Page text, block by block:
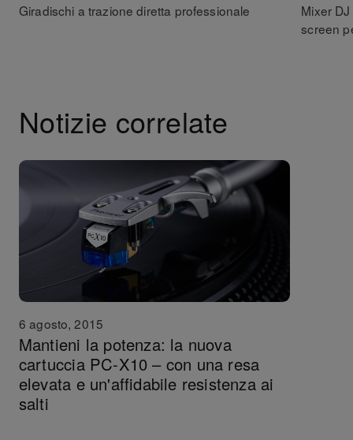
Giradischi a trazione diretta professionale
Mixer
screen
Notizie correlate
6 agosto, 2015
Mantieni la potenza: la nuova
cartuccia PC-X10 – con una resa
elevata e un'affidabile resistenza ai
salti